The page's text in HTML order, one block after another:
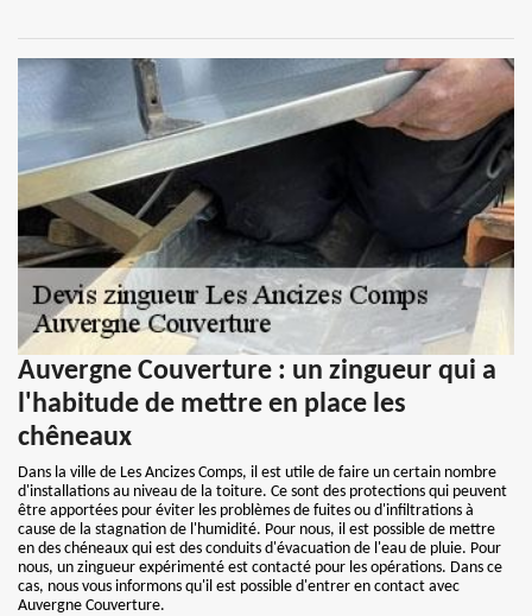
Auvergne Couverture : un zingueur qui a
l'habitude de mettre en place les
chêneaux
Dans la ville de Les Ancizes Comps, il est utile de faire un certain nombre
d'installations au niveau de la toiture. Ce sont des protections qui peuvent
être apportées pour éviter les problèmes de fuites ou d'infiltrations à
cause de la stagnation de l'humidité. Pour nous, il est possible de mettre
en des chéneaux qui est des conduits d'évacuation de l'eau de pluie. Pour
nous, un zingueur expérimenté est contacté pour les opérations. Dans ce
cas, nous vous informons qu'il est possible d'entrer en contact avec
Auvergne Couverture.